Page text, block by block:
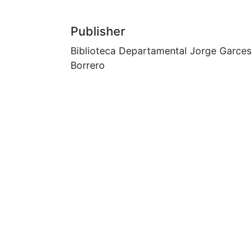
Publisher
Biblioteca Departamental Jorge Garces
Borrero